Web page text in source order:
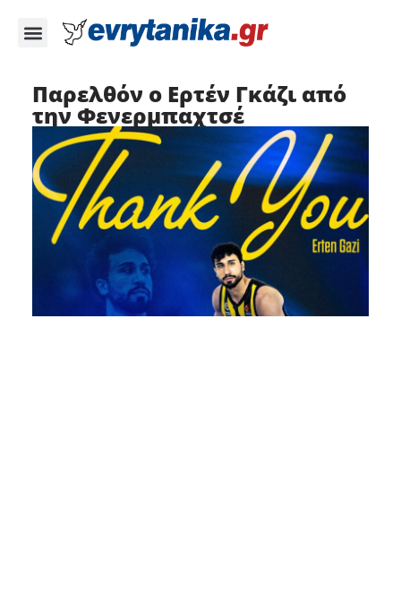
Παρελθόν ο Ερτέν Γκάζι από
την Φενερμπαχτσέ